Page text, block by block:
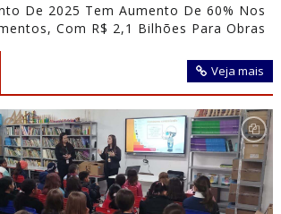
De 2025 Tem Aumento De 60% Nos
Com R$ 2,1 Bilhões Para Obras
Veja mais